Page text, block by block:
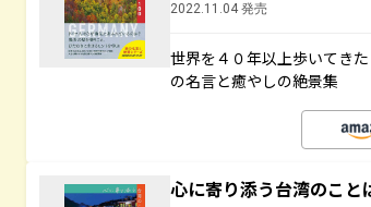
2022.11.04 発売
世界を４０年以上歩いてき
の名言と癒やしの絶景集
心に寄り添う台湾のこと